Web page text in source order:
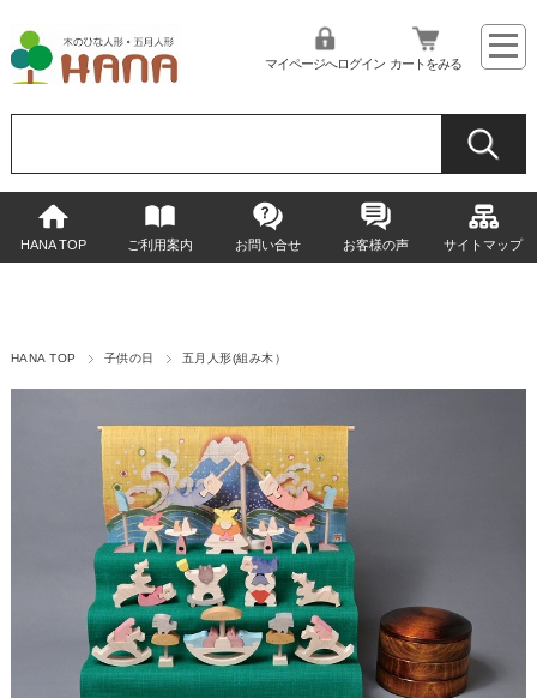
マイページへログイン カートをみる
HANA TOP ご利用案内 お問い合せ お客様の声 サイトマップ
HANA TOP 子供の日 五月人形(組み木）